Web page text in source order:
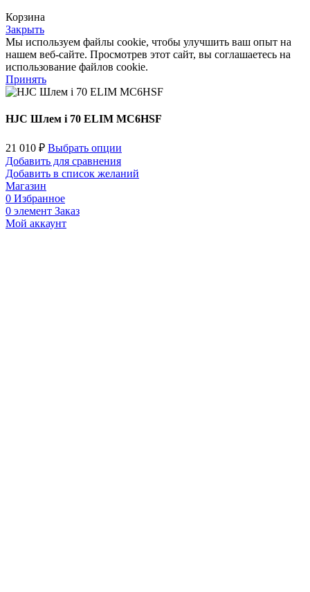
Корзина
Закрыть
Мы используем файлы cookie, чтобы улучшить ваш опыт на
нашем веб-сайте. Просмотрев этот сайт, вы соглашаетесь на
использование файлов cookie.
Принять
HJC Шлем i 70 ELIM MC6HSF
21 010 ₽ Выбрать опции
Добавить для сравнения
Добавить в список желаний
Магазин
0 Избранное
0 элемент Заказ
Мой аккаунт